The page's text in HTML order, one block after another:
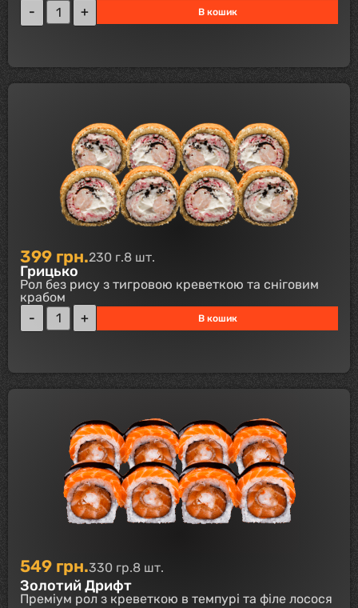
В кошик
399 грн.230 г.8 шт.
Грицько
Рол без рису з тигровою креветкою та сніговим
крабом
В кошик
549 грн.330 гр.8 шт.
Золотий Дрифт
Преміум рол з креветкою в темпурі та філе лосося